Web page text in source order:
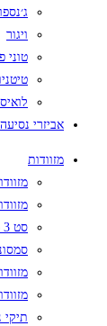
ויגור
טוני
אביזרי נסיעה
מזוודות
סט 3 מזוודות
תיקי